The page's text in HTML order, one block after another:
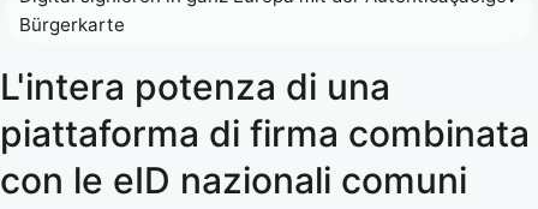
L'intera potenza di una
piattaforma di firma combinata
con le eID nazionali comuni
Bürgerkarte